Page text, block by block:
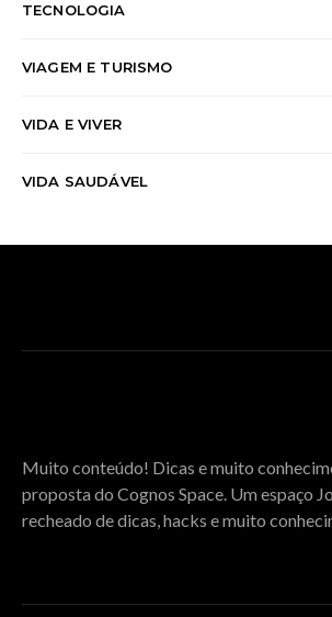
TECNOLOGIA
VIAGEM E TURISMO
VIDA E VIVER
VIDA SAUDÁVEL
Muito conteúdo! Dicas e muito
proposta do Cognos Space. Um espaço
recheado de dicas, hacks e muito